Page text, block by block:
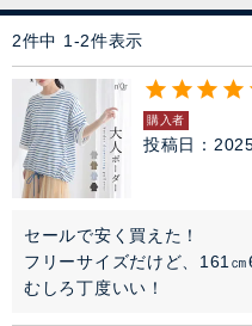
シューズ
バッグ
ファッション雑貨
2件中 1 -2件表示
購入者
投稿日
セールで安く買えた！
フリーサイズだけど、161
むしろ丁度いい！